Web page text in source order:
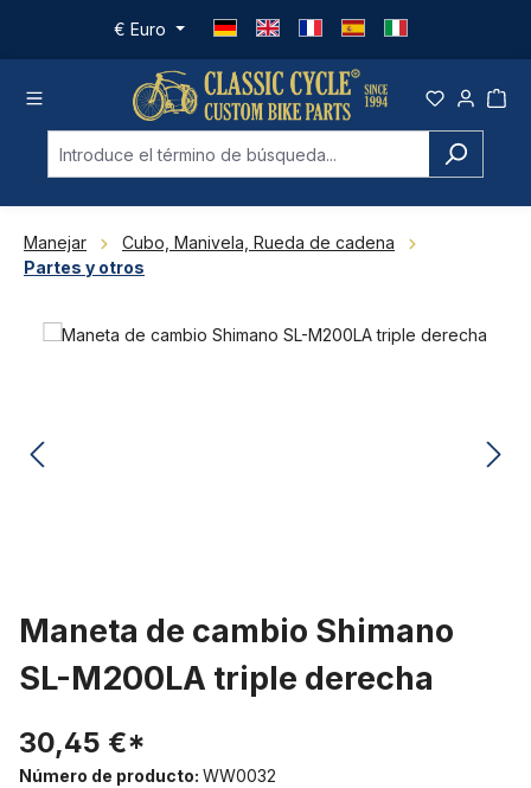
Saltar al contenido principal
€ Euro
Manejar
Cubo, Manivela, Rueda de cadena
Partes y otros
Omitir galería de imágenes
Maneta de cambio Shimano
SL-M200LA triple derecha
30,45 €*
Número de producto: WW0032